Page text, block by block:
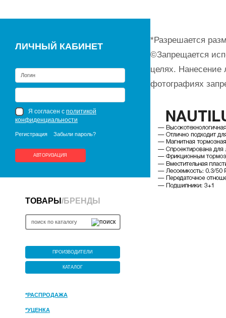
ЛИЧНЫЙ КАБИНЕТ
Я согласен с политикой
конфиденциальности
Регистрация Забыли пароль?
АВТОРИЗАЦИЯ
ТОВАРЫ /БРЕНДЫ
ПРОИЗВОДИТЕЛИ
КАТАЛОГ
*РАСПРОДАЖА
*УЦЕНКА
*Разрешается
©Запрещается
целях. Нанесение
фотографиях